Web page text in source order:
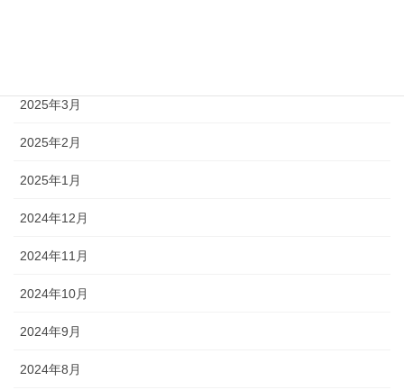
2025年3月
2025年2月
2025年1月
2024年12月
2024年11月
2024年10月
2024年9月
2024年8月